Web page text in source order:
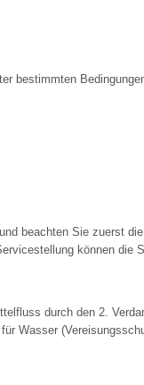
bestimmten
beachten Sie zuerst
können die
durch den 2.
Wasser